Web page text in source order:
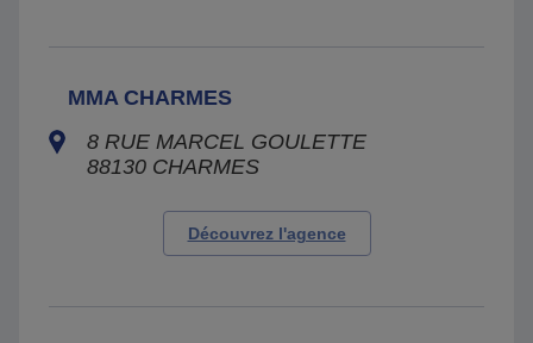
MMA CHARMES
8 RUE MARCEL GOULETTE
88130 CHARMES
Découvrez l'agence